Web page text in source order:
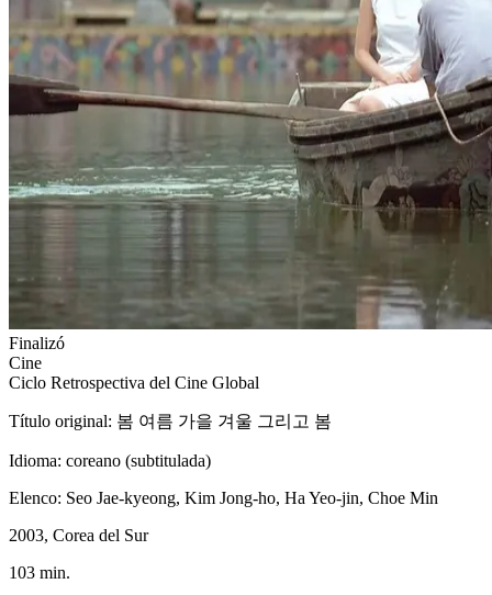
Finalizó
Cine
Ciclo Retrospectiva del Cine Global
Título original: 봄 여름 가을 겨울 그리고 봄
Idioma: coreano (subtitulada)
Elenco: Seo Jae-kyeong, Kim Jong-ho, Ha Yeo-jin, Choe Min
2003, Corea del Sur
103 min.